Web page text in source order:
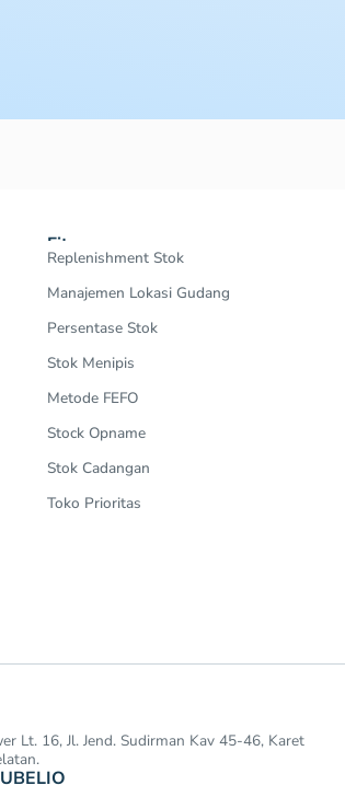
Fitur
Replenishment Stok
Manajemen Lokasi Gudang
Persentase Stok
Stok Menipis
Metode FEFO
Stock Opname
Stok Cadangan
Toko Prioritas
Lt. 16, Jl. Jend. Sudirman Kav 45-46, Karet